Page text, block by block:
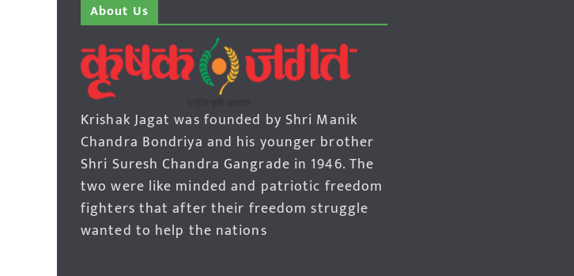
About Us
Krishak Jagat was founded by Shri Manik
Chandra Bondriya and his younger brother
Shri Suresh Chandra Gangrade in 1946. The
two were like minded and patriotic freedom
fighters that after their freedom struggle
wanted to help the nations